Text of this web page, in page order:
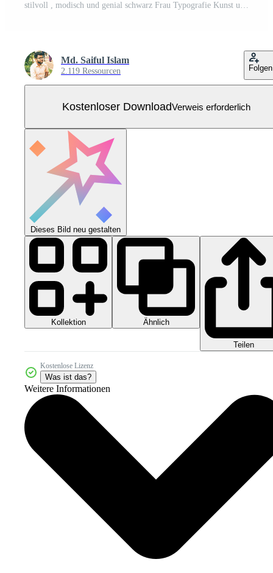
stilvoll , modisch und genial schwarz Frau Typografie Kunst und Illustrator Kostenloser Vektor
Md. Saiful Islam
2.119 Ressourcen Folgen
Kostenloser DownloadVerweis erforderlich
Dieses Bild neu gestalten
Kollektion Ähnlich
Teilen
Kostenlose Lizenz
Was ist das?
Weitere Informationen